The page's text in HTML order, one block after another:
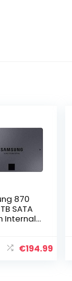
870
SATA
Internal
€194.99